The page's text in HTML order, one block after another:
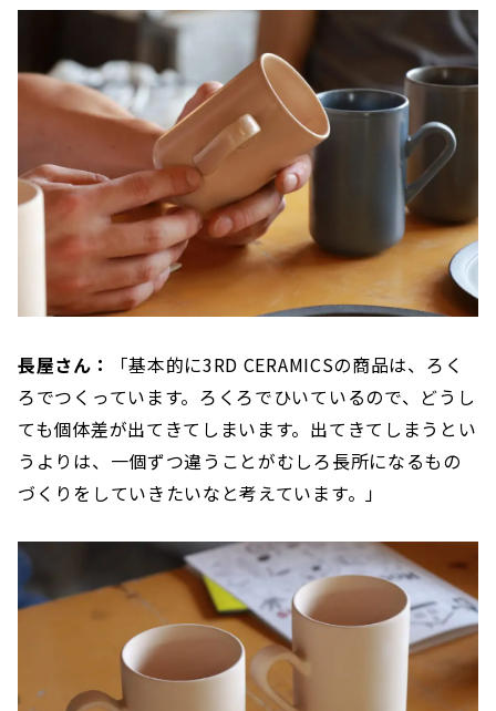
長屋さん：
「基本的に3RD CERAMICSの商品は、ろく
ろでつくっています。ろくろでひいているので、どうし
ても個体差が出てきてしまいます。出てきてしまうとい
うよりは、一個ずつ違うことがむしろ長所になるもの
づくりをしていきたいなと考えています。」